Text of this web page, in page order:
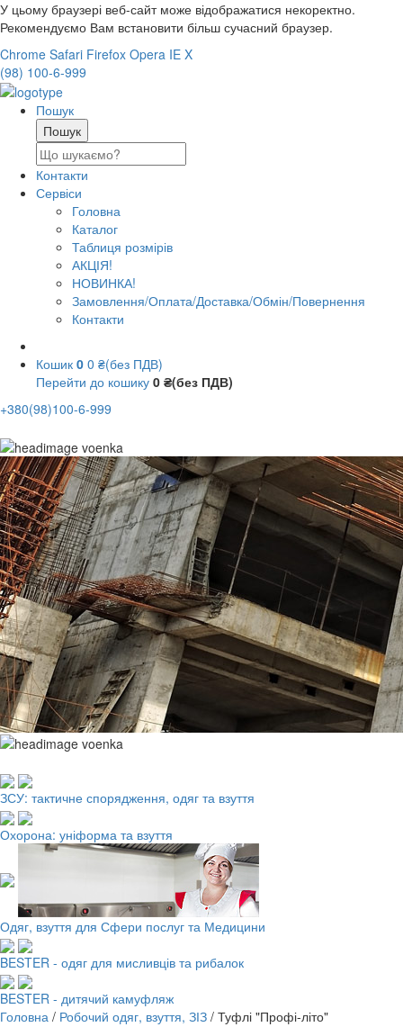
У цьому браузері веб-сайт може відображатися некоректно.
Рекомендуємо Вам встановити більш сучасний браузер.
Chrome Safari Firefox Opera IE X
(98) 100-6-999
Пошук
Контакти
Сервіси
Головна
Каталог
Таблиця розмірів
АКЦІЯ!
НОВИНКА!
Замовлення/Оплата/Доставка/Обмін/Повернення
Контакти
Кошик 0 0 ₴(без ПДВ)
Перейти до кошику 0 ₴(без ПДВ)
+380(98)100-6-999
ЗСУ: тактичне спорядження, одяг та взуття
Охорона: уніформа та взуття
Одяг, взуття для Сфери послуг та Медицини
BESTER - одяг для мисливців та рибалок
BESTER - дитячий камуфляж
Головна / Робочий одяг, взуття, ЗІЗ / Туфлі "Профі-літо"